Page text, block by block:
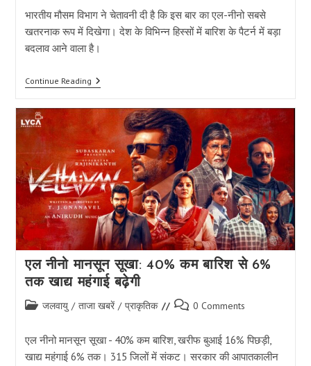
भारतीय मौसम विभाग ने चेतावनी दी है कि इस बार का एल-नीनो सबसे
खतरनाक रूप में दिखेगा। देश के विभिन्न हिस्सों में बारिश के पैटर्न में बड़ा
बदलाव आने वाला है।
Continue Readingएल-
नीनो
सबसे
खतरनाक
रूप
दिखेगा
–
भारतीय
कृषि
पर
गंभीर
संकट
एल नीनो मानसून सूखा: 40% कम बारिश से 6%
तक खाद्य महंगाई बढ़ेगी
Post जलवायु / ताजा खबरें / प्राकृतिक
Post 0 Comments
एल नीनो मानसून सूखा - 40% कम बारिश, खरीफ बुआई 16% पिछड़ी,
खाद्य महंगाई 6% तक। 315 जिलों में संकट। सरकार की आपातकालीन